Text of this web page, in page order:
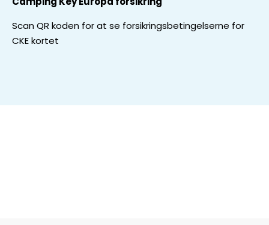
Scan QR koden for at se forsikringsbetingelserne for
CKE kortet